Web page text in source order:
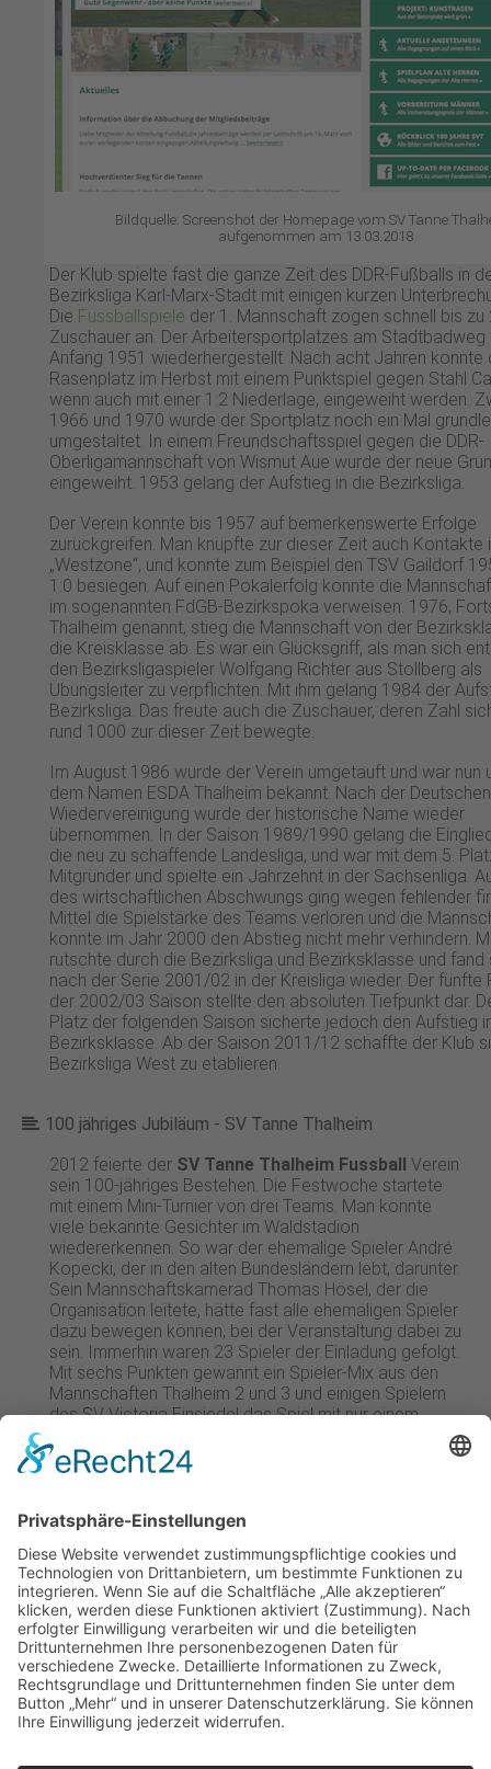
Bildquelle: Screenshot der Homepage vom SV Tanne
aufgenommen am 13.03.2018
Der Klub spielte fast die ganze Zeit des DDR-Fußballs in
Bezirksliga Karl-Marx-Stadt mit einigen kurzen
Die Fussballspiele der 1. Mannschaft zogen schnell bis zu
Zuschauer an. Der Arbeitersportplatzes am Stadtbadweg
Anfang 1951 wiederhergestellt. Nach acht Jahren konnte
Rasenplatz im Herbst mit einem Punktspiel gegen Stahl
wenn auch mit einer 1:2 Niederlage, eingeweiht werden.
1966 und 1970 wurde der Sportplatz noch ein Mal
umgestaltet. In einem Freundschaftsspiel gegen die DDR-
Oberligamannschaft von Wismut Aue wurde der neue
eingeweiht. 1953 gelang der Aufstieg in die Bezirksliga.
Der Verein konnte bis 1957 auf bemerkenswerte Erfolge
zurückgreifen. Man knüpfte zur dieser Zeit auch Kontakte
„Westzone“, und konnte zum Beispiel den TSV Gaildorf
1:0 besiegen. Auf einen Pokalerfolg konnte die
im sogenannten FdGB-Bezirkspoka verweisen. 1976,
Thalheim genannt, stieg die Mannschaft von der
die Kreisklasse ab. Es war ein Glücksgriff, als man sich
den Bezirksligaspieler Wolfgang Richter aus Stollberg als
Übungsleiter zu verpflichten. Mit ihm gelang 1984 der
Bezirksliga. Das freute auch die Zuschauer, deren Zahl
rund 1000 zur dieser Zeit bewegte.
Im August 1986 wurde der Verein umgetauft und war nun
dem Namen ESDA Thalheim bekannt. Nach der Deutschen
Wiedervereinigung wurde der historische Name wieder
übernommen. In der Saison 1989/1990 gelang die
die neu zu schaffende Landesliga, und war mit dem 5.
Mitgründer und spielte ein Jahrzehnt in der Sachsenliga.
des wirtschaftlichen Abschwungs ging wegen fehlender
Mittel die Spielstärke des Teams verloren und die
konnte im Jahr 2000 den Abstieg nicht mehr verhindern.
rutschte durch die Bezirksliga und Bezirksklasse und fand
nach der Serie 2001/02 in der Kreisliga wieder. Der fünfte
der 2002/03 Saison stellte den absoluten Tiefpunkt dar.
Platz der folgenden Saison sicherte jedoch den Aufstieg
Bezirksklasse. Ab der Saison 2011/12 schaffte der Klub
Bezirksliga West zu etablieren.
100 jähriges Jubiläum - SV Tanne Thalheim
2012 feierte der SV Tanne Thalheim Fussball Verein
sein 100-jähriges Bestehen. Die Festwoche startete
mit einem Mini-Turnier von drei Teams. Man konnte
viele bekannte Gesichter im Waldstadion
wiedererkennen. So war der ehemalige Spieler André
Kopecki, der in den alten Bundesländern lebt, darunter.
Sein Mannschaftskamerad Thomas Hösel, der die
Organisation leitete, hätte fast alle ehemaligen Spieler
dazu bewegen können, bei der Veranstaltung dabei zu
sein. Immerhin waren 23 Spieler der Einladung gefolgt.
Mit sechs Punkten gewannt ein Spieler-Mix aus den
Mannschaften Thalheim 2 und 3 und einigen Spielern
des SV Victoria Einsiedel das Spiel mit nur einem
Gegentor. Der offizielle Festakt ging am Abend weiter.
Zahlreiche geladene und prominente Gäste, darunter
der Landrat des Erzgebirgskreises, Frank Vogel und
Fußball-Verbandes, Herr Gernhardt waren anwesend.
Der SV Tanne Thalheim in 2018
Heute zählt der Großverein SV Tanne rund 780
Mitglieder, die sich auf sieben Abteilungen verteilen. Er
ist nach dem FC Erzgebirge Aue der zweitgrößte
Verein im Erzgebirgskreis. Die stärkste Abteilung davon
ist dem Fußballsport zugeordnet und etwa 260
Mitglieder stark. In der Saison 2016/17 errang die 1.